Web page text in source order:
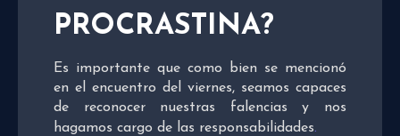
PROCRASTINA?
Es importante que como bien se mencionó
en el encuentro del viernes, seamos capaces
de reconocer nuestras falencias y nos
hagamos cargo de las responsabilidades.